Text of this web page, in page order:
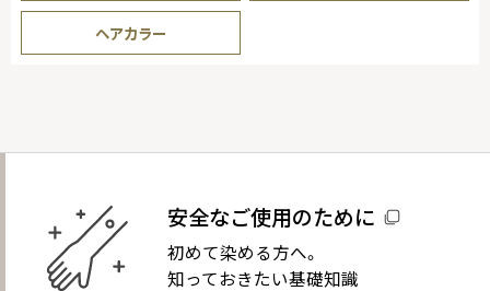
ヘアカラー
安全なご使用のために
初めて染める方へ。
知っておきたい基礎知識